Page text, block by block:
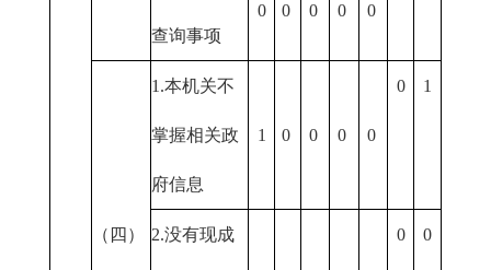
查询事项
0 0 0 0 0
（四）
1.本机关不
掌握相关政
府信息
1 0 0 0 0
0 1
2.没有现成 0 0